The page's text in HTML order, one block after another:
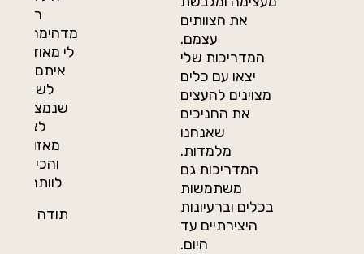
את הצוותים
עצמם.
המדריכות שלי
יצאו עם כלים
מצוינים להעצים
את החניכים
שאנחנו
מלמדות.
המדריכות גם
משתמשות
בכלים וברעיונות
היצירתיים עד
היום.
רכשו
מדהימה
לי מאוד
איתם הם
לשים לב
שנמצא
לצאת
מאזור
והכי
לוותר
תודה רבה,